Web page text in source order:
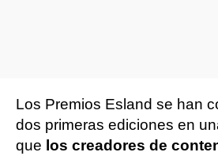
Los Premios Esland se han
dos primeras ediciones en
que los creadores de